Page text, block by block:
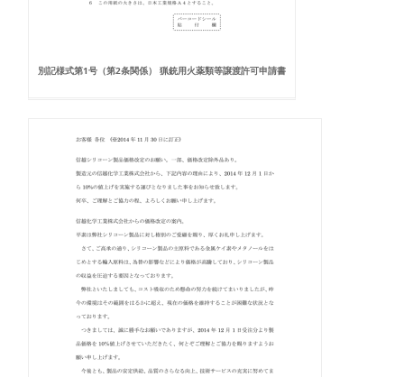
別記様式第1号（第2条関係） 猟銃用火薬類等譲渡許可申請書